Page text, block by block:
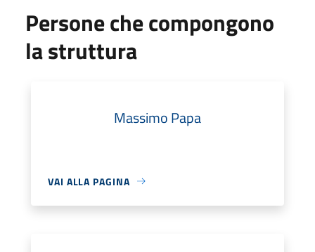
Persone che compongono
la struttura
Massimo Papa
VAI ALLA PAGINA